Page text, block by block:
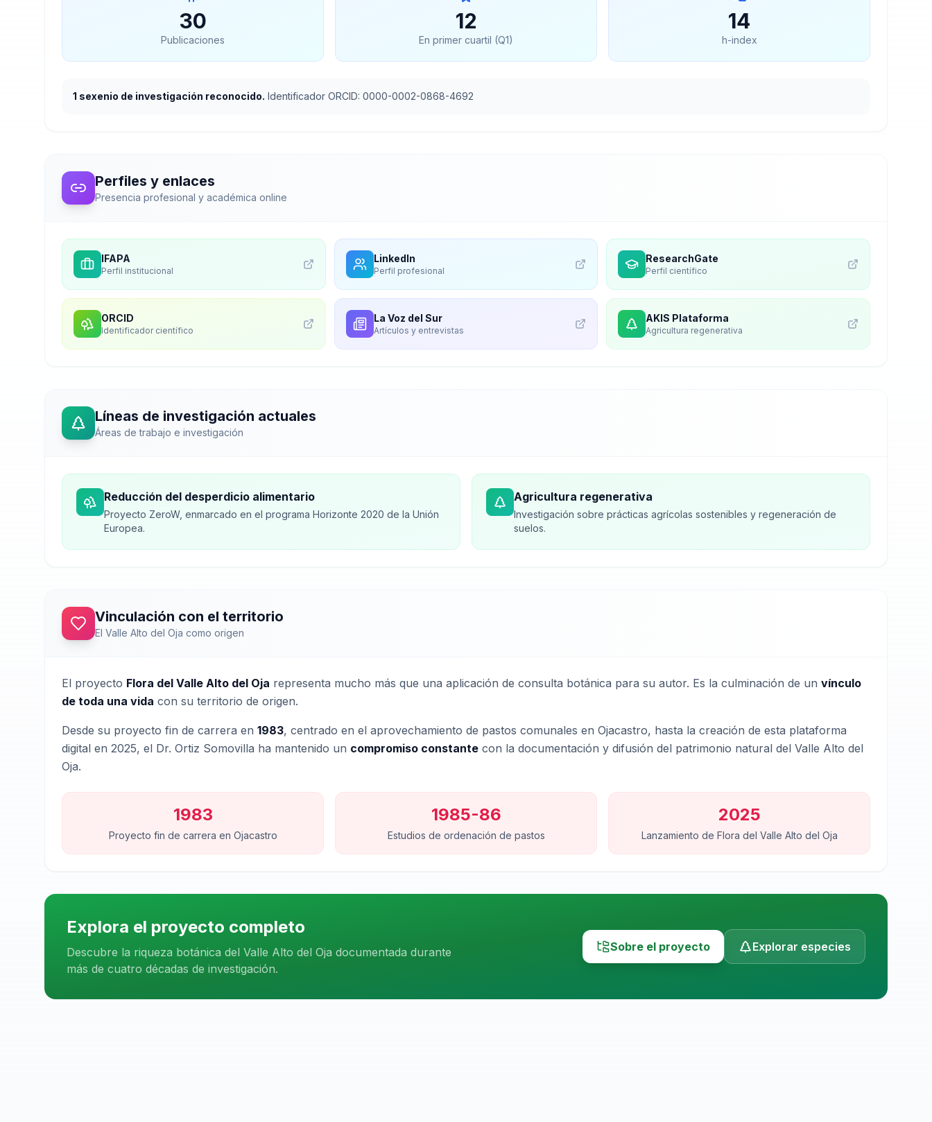
30
Publicaciones
12
En primer cuartil (Q1)
14
h-index
1 sexenio de investigación reconocido. Identificador ORCID: 0000-0002-0868-4692
Perfiles y enlaces
Presencia profesional y académica online
IFAPA
Perfil institucional
LinkedIn
Perfil profesional
ResearchGate
Perfil científico
ORCID
Identificador científico
La Voz del Sur
Artículos y entrevistas
AKIS Plataforma
Agricultura regenerativa
Líneas de investigación actuales
Áreas de trabajo e investigación
Reducción del desperdicio alimentario
Proyecto ZeroW, enmarcado en el programa Horizonte 2020 de la Unión
Europea.
Agricultura regenerativa
Investigación sobre prácticas agrícolas sostenibles y regeneración de
suelos.
Vinculación con el territorio
El Valle Alto del Oja como origen
El proyecto Flora del Valle Alto del Oja representa mucho más que una aplicación de consulta botánica para su autor. Es la culminación de un vínculo
de toda una vida con su territorio de origen.
Desde su proyecto fin de carrera en 1983, centrado en el aprovechamiento de pastos comunales en Ojacastro, hasta la creación de esta plataforma
digital en 2025, el Dr. Ortiz Somovilla ha mantenido un compromiso constante con la documentación y difusión del patrimonio natural del Valle Alto del
Oja.
1983
Proyecto fin de carrera en Ojacastro
1985-86
Estudios de ordenación de pastos
2025
Lanzamiento de Flora del Valle Alto del Oja
Explora el proyecto completo
Descubre la riqueza botánica del Valle Alto del Oja documentada durante
más de cuatro décadas de investigación.
Sobre el proyecto Explorar especies